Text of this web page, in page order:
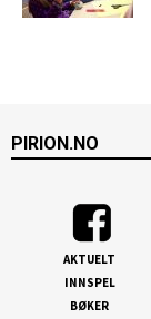
PIRION.NO
AKTUELT
INNSPEL
BØKER